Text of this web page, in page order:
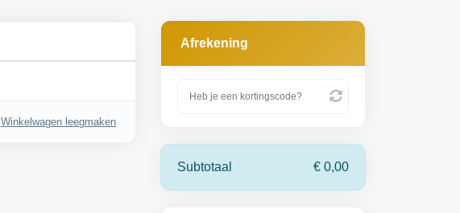
Winkelwagen leegmaken
Afrekening
Subtotaal € 0,00